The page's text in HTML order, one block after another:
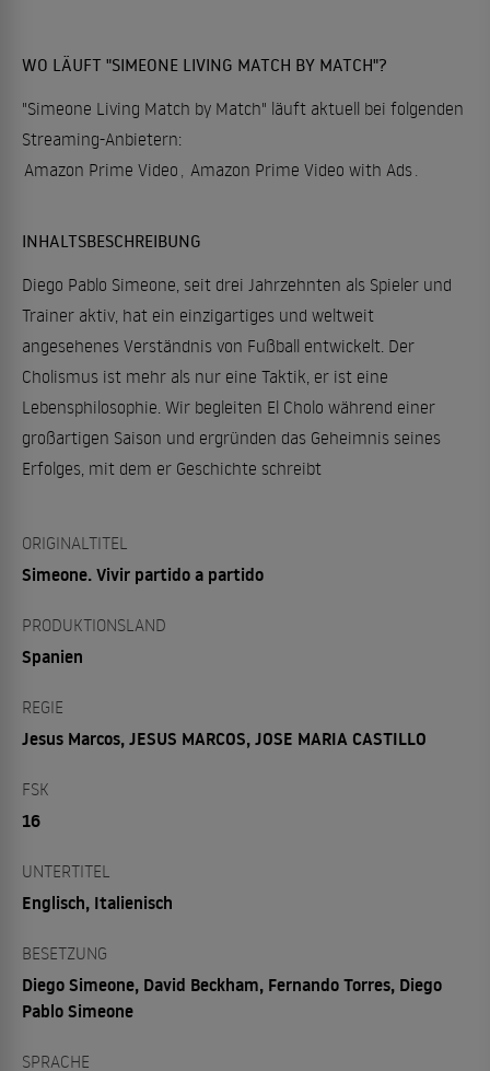
WO LÄUFT "SIMEONE LIVING MATCH BY MATCH"?
"Simeone Living Match by Match" läuft aktuell bei folgenden
Streaming-Anbietern:
Amazon Prime Video
Amazon Prime Video with Ads
INHALTSBESCHREIBUNG
Diego Pablo Simeone, seit drei Jahrzehnten als Spieler und
Trainer aktiv, hat ein einzigartiges und weltweit
angesehenes Verständnis von Fußball entwickelt. Der
Cholismus ist mehr als nur eine Taktik, er ist eine
Lebensphilosophie. Wir begleiten El Cholo während einer
großartigen Saison und ergründen das Geheimnis seines
Erfolges, mit dem er Geschichte schreibt
ORIGINALTITEL
Simeone. Vivir partido a partido
PRODUKTIONSLAND
Spanien
REGIE
Jesus Marcos, JESUS MARCOS, JOSE MARIA CASTILLO
FSK
16
UNTERTITEL
Englisch, Italienisch
BESETZUNG
Diego Simeone, David Beckham, Fernando Torres, Diego
Pablo Simeone
SPRACHE